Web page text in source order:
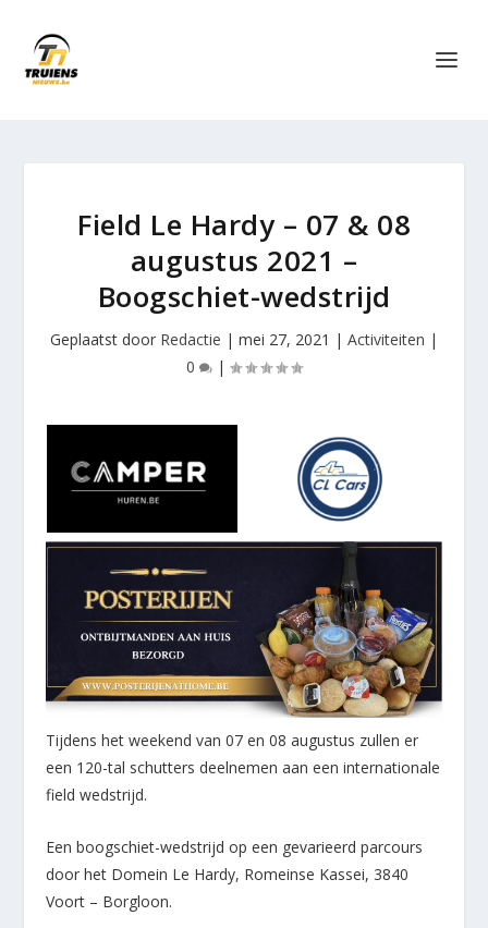
Field Le Hardy – 07 & 08
augustus 2021 –
Boogschiet-wedstrijd
Geplaatst door Redactie | mei 27, 2021 | Activiteiten |
0
|
Tijdens het weekend van 07 en 08 augustus zullen er
een 120-tal schutters deelnemen aan een internationale
field wedstrijd.
Een boogschiet-wedstrijd op een gevarieerd parcours
door het Domein Le Hardy, Romeinse Kassei, 3840
Voort – Borgloon.